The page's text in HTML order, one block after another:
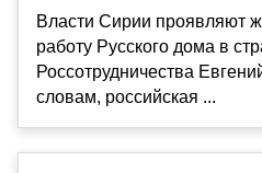
Власти Сирии проявляют
работу Русского дома в
Россотрудничества
словам, российская ...